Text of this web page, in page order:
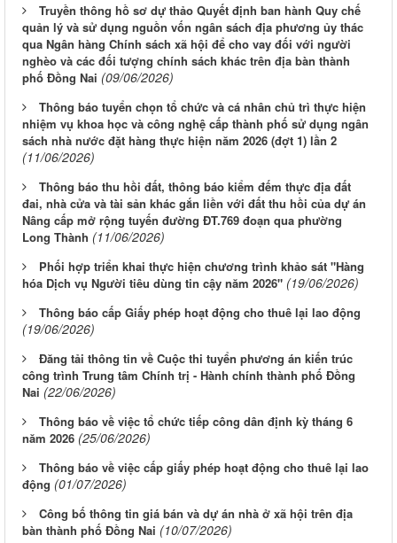
Truyền thông hồ sơ dự thảo Quyết định ban hành Quy chế
quản lý và sử dụng nguồn vốn ngân sách địa phương ủy thác
qua Ngân hàng Chính sách xã hội để cho vay đối với người
nghèo và các đối tượng chính sách khác trên địa bàn thành
phố Đồng Nai (09/06/2026)
Thông báo tuyển chọn tổ chức và cá nhân chủ trì thực hiện
nhiệm vụ khoa học và công nghệ cấp thành phố sử dụng ngân
sách nhà nước đặt hàng thực hiện năm 2026 (đợt 1) lần 2
(11/06/2026)
Thông báo thu hồi đất, thông báo kiểm đếm thực địa đất
đai, nhà cửa và tài sản khác gắn liền với đất thu hồi của dự án
Nâng cấp mở rộng tuyến đường ĐT.769 đoạn qua phường
Long Thành (11/06/2026)
Phối hợp triển khai thực hiện chương trình khảo sát "Hàng
hóa Dịch vụ Người tiêu dùng tin cậy năm 2026" (19/06/2026)
Thông báo cấp Giấy phép hoạt động cho thuê lại lao động
(19/06/2026)
Đăng tải thông tin về Cuộc thi tuyển phương án kiến trúc
công trình Trung tâm Chính trị - Hành chính thành phố Đồng
Nai (22/06/2026)
Thông báo về việc tổ chức tiếp công dân định kỳ tháng 6
năm 2026 (25/06/2026)
Thông báo về việc cấp giấy phép hoạt động cho thuê lại lao
động (01/07/2026)
Công bố thông tin giá bán và dự án nhà ở xã hội trên địa
bàn thành phố Đồng Nai (10/07/2026)